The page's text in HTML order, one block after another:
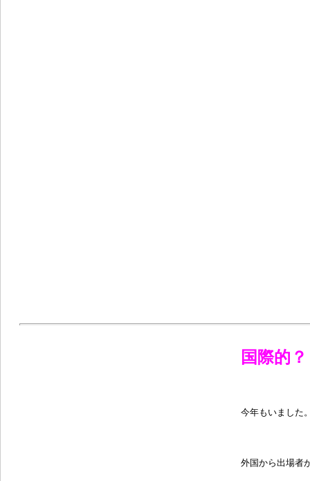
国際的？
今年もいました
外国から出場者